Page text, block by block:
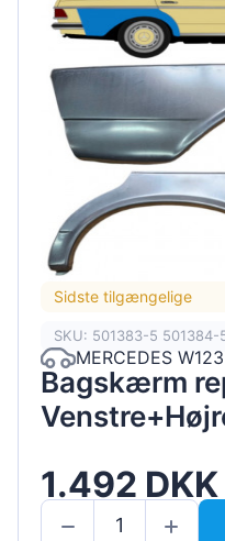
Sidste tilgængelige
SKU: 501383-5 501384-
MERCEDES
Bagskærm
1.492 DKK